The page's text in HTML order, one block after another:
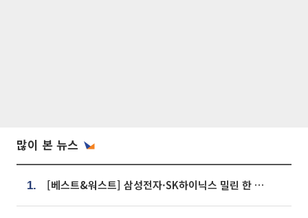
많이 본 뉴스
1. [베스트&워스트] 삼성전자·SK하이닉스 밀린 한 주…상상인증권은 85% 급등